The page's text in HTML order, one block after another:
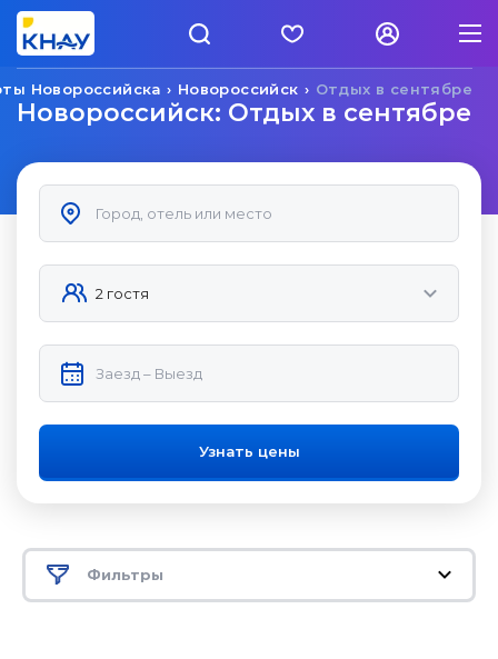
Отдых в сентябре
Новороссийск
Новороссийска
Новороссийск: Отдых в сентябре
Узнать цены
Фильтры